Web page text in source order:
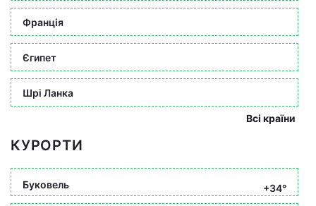
Франція
Єгипет
Шрі Ланка
Всі країни
КУРОРТИ
Буковель +34°